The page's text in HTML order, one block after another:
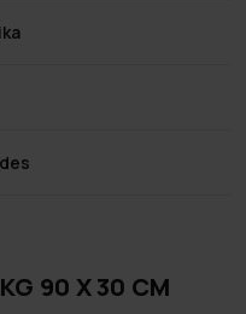
90 X 30 CM